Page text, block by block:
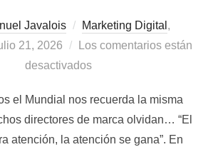
Javalois Marketing Digital ,
21, 2026
Los comentarios están
desactivados
el Mundial nos recuerda la misma
directores de marca olvidan… “El
atención, la atención se gana”. En